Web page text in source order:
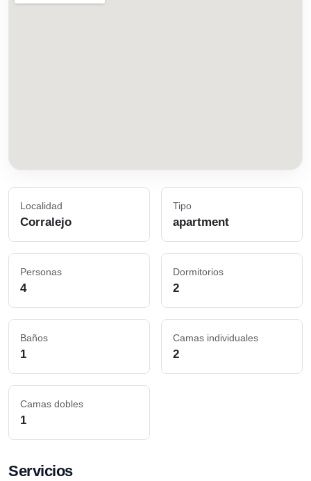
Localidad
Corralejo
Tipo
apartment
Personas
4
Dormitorios
2
Baños
1
Camas individuales
2
Camas dobles
1
Servicios